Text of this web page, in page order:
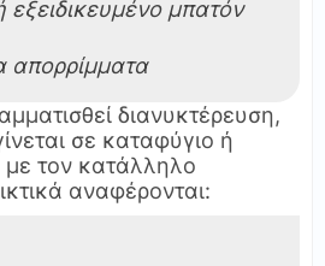
εξειδικευμένο μπατόν
απορρίμματα
διανυκτέρευση,
σε καταφύγιο ή
τον κατάλληλο
αναφέρονται: